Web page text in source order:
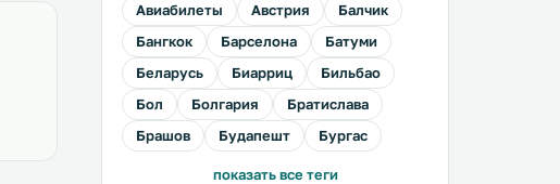
Авиабилеты
Австрия
Балчик
Бангкок
Барселона
Батуми
Беларусь
Биарриц
Бильбао
Бол
Болгария
Братислава
Брашов
Будапешт Бургас
показать все теги